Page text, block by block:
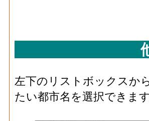
左下のリストボックスか
たい都市名を選択できます